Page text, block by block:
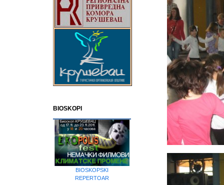
BIOSKOPI
BIOSKOPSKI
REPERTOAR